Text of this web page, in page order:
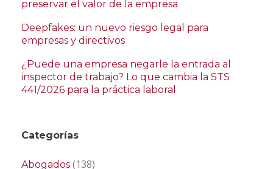
preservar el valor de la empresa
Deepfakes: un nuevo riesgo legal para
empresas y directivos
¿Puede una empresa negarle la entrada al
inspector de trabajo? Lo que cambia la STS
441/2026 para la práctica laboral
Categorías
Abogados (138)